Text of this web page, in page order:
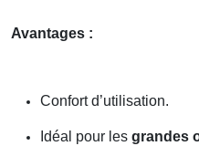
Avantages :
Confort d’utilisation.
Idéal pour les grandes